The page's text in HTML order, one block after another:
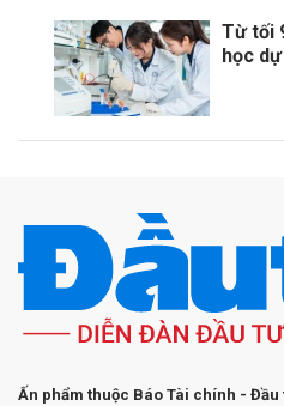
Từ tối
học
Ấn phẩm thuộc Báo Tài chính -